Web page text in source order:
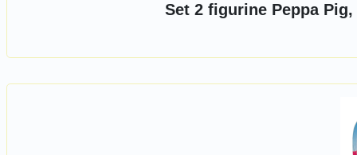
Set 2 figurine Peppa